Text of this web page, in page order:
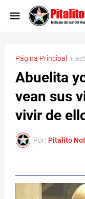
Página Principal
Abuelita
vean sus
vivir de
Por: Pitalito